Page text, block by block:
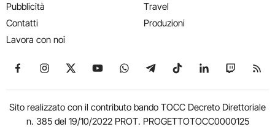
Pubblicità
Contatti
Lavora con noi
Travel
Produzioni
Seguici su Facebook
Seguici su Instagram
Seguici su X
Seguici su YouTube
Seguici su WhatsApp
Seguici su Telegram
Seguici su TikTok
Seguici su
Seguici
Sito realizzato con il contributo bando TOCC Decreto Direttoriale
n. 385 del 19/10/2022 PROT. PROGETTOTOCC0000125